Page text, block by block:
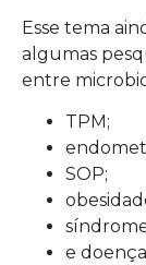
Esse tema
algumas
entre
TPM;
SOP;
e